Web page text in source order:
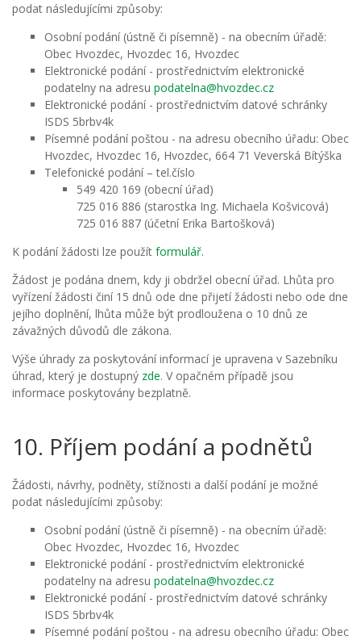
podat následujícími způsoby:
Osobní podání (ústně či písemně) - na obecním úřadě:
Obec Hvozdec, Hvozdec 16, Hvozdec
Elektronické podání - prostřednictvím elektronické
podatelny na adresu podatelna@hvozdec.cz
Elektronické podání - prostřednictvím datové schránky
ISDS 5brbv4k
Písemné podání poštou - na adresu obecního úřadu: Obec
Hvozdec, Hvozdec 16, Hvozdec, 664 71 Veverská Bítýška
Telefonické podání – tel.číslo
549 420 169 (obecní úřad)
725 016 886 (starostka Ing. Michaela Košvicová)
725 016 887 (účetní Erika Bartošková)
K podání žádosti lze použít formulář.
Žádost je podána dnem, kdy ji obdržel obecní úřad. Lhůta pro
vyřízení žádosti činí 15 dnů ode dne přijetí žádosti nebo ode dne
jejího doplnění, lhůta může být prodloužena o 10 dnů ze
závažných důvodů dle zákona.
Výše úhrady za poskytování informací je upravena v Sazebníku
úhrad, který je dostupný zde. V opačném případě jsou
informace poskytovány bezplatně.
10. Příjem podání a podnětů
Žádosti, návrhy, podněty, stížnosti a další podání je možné
podat následujícími způsoby:
Osobní podání (ústně či písemně) - na obecním úřadě:
Obec Hvozdec, Hvozdec 16, Hvozdec
Elektronické podání - prostřednictvím elektronické
podatelny na adresu podatelna@hvozdec.cz
Elektronické podání - prostřednictvím datové schránky
ISDS 5brbv4k
Písemné podání poštou - na adresu obecního úřadu: Obec